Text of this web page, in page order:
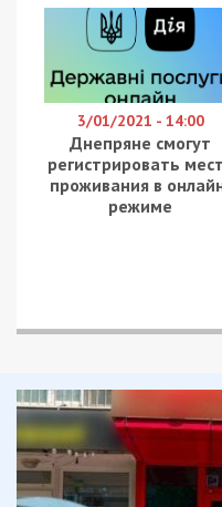
Оформити
тимчасового
установах:
безпосередньо
допомоги Україні
www.mvcr.cz/
asistencnich-
ukrajine.aspx),
страхової VZP;
у відділеннях
інших
(www.szpcr.cz/
Регіональні
крім свят, з 7 ранку